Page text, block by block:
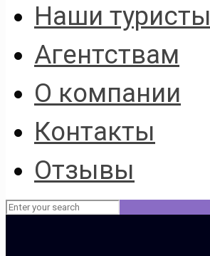
Наши туристы
Агентствам
О компании
Контакты
Отзывы